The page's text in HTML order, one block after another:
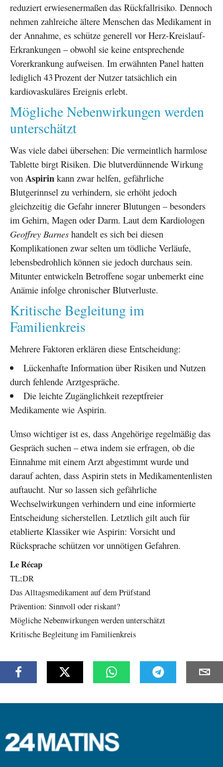
reduziert erwiesenermaßen das Rückfallrisiko. Dennoch
nehmen zahlreiche ältere Menschen das Medikament in
der Annahme, es schütze generell vor Herz-Kreislauf-
Erkrankungen – obwohl sie keine entsprechende
Vorerkrankung aufweisen. Im erwähnten Panel hatten
lediglich 43 Prozent der Nutzer tatsächlich ein
kardiovaskuläres Ereignis erlebt.
Mögliche Nebenwirkungen werden
unterschätzt
Was viele dabei übersehen: Die vermeintlich harmlose
Tablette birgt Risiken. Die blutverdünnende Wirkung
von Aspirin kann zwar helfen, gefährliche
Blutgerinnsel zu verhindern, sie erhöht jedoch
gleichzeitig die Gefahr innerer Blutungen – besonders
im Gehirn, Magen oder Darm. Laut dem Kardiologen
Geoffrey Barnes handelt es sich bei diesen
Komplikationen zwar selten um tödliche Verläufe,
lebensbedrohlich können sie jedoch durchaus sein.
Mitunter entwickeln Betroffene sogar unbemerkt eine
Anämie infolge chronischer Blutverluste.
Kritische Begleitung im
Familienkreis
Mehrere Faktoren erklären diese Entscheidung:
Lückenhafte Information über Risiken und Nutzen
durch fehlende Arztgespräche.
Die leichte Zugänglichkeit rezeptfreier
Medikamente wie Aspirin.
Umso wichtiger ist es, dass Angehörige regelmäßig das
Gespräch suchen – etwa indem sie erfragen, ob die
Einnahme mit einem Arzt abgestimmt wurde und
darauf achten, dass Aspirin stets in Medikamentenlisten
auftaucht. Nur so lassen sich gefährliche
Wechselwirkungen verhindern und eine informierte
Entscheidung sicherstellen. Letztlich gilt auch für
etablierte Klassiker wie Aspirin: Vorsicht und
Rücksprache schützen vor unnötigen Gefahren.
Le Récap
TL;DR
Das Alltagsmedikament auf dem Prüfstand
Prävention: Sinnvoll oder riskant?
Mögliche Nebenwirkungen werden unterschätzt
Kritische Begleitung im Familienkreis